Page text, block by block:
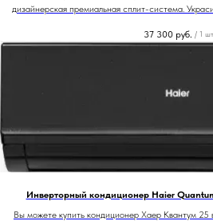
дизайнерская премиальная сплит-система.
37 300 руб. / 1 шт
Инверторный кондиционер Haier
Вы можете купить кондиционер Хаер Квантум